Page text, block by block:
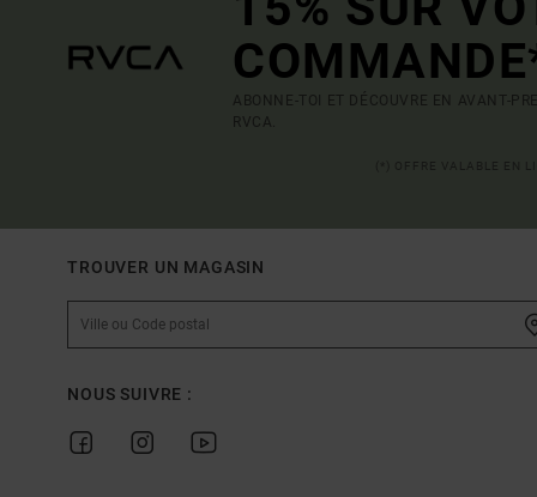
ABONNE-TOI ET DÉCOUVRE EN AVANT-
RVCA.
TROUVER UN MAGASIN
NOUS SUIVRE :